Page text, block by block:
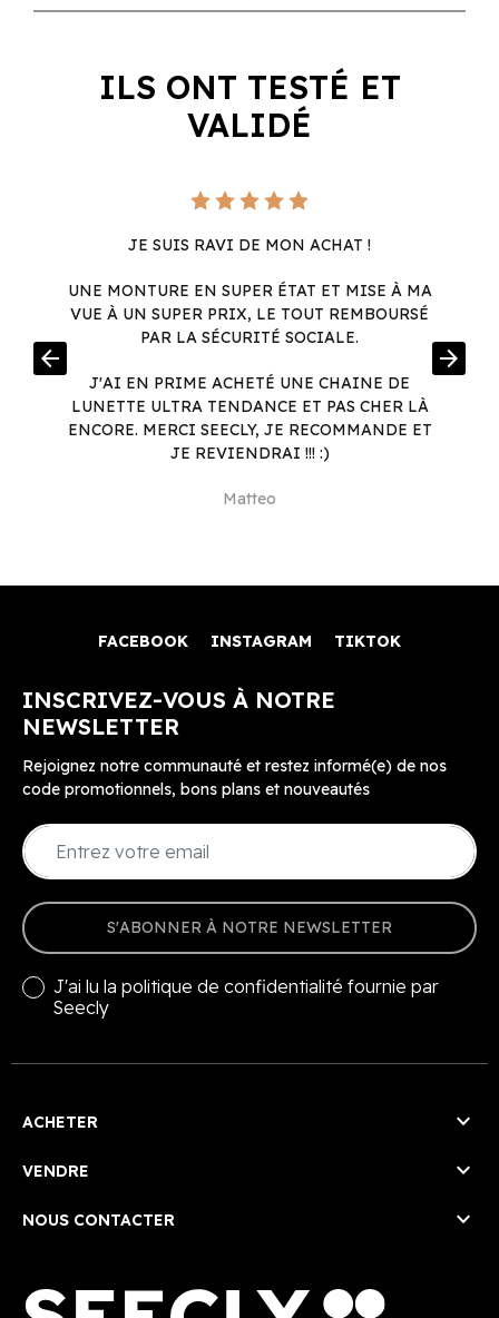
ILS ONT TESTÉ ET
VALIDÉ
JE SUIS RAVI DE MON ACHAT !
UNE MONTURE EN SUPER ÉTAT ET MISE À MA
VUE À UN SUPER PRIX, LE TOUT REMBOURSÉ
PAR LA SÉCURITÉ SOCIALE.
J'AI EN PRIME ACHETÉ UNE CHAINE DE
LUNETTE ULTRA TENDANCE ET PAS CHER LÀ
ENCORE. MERCI SEECLY, JE RECOMMANDE ET
JE REVIENDRAI !!! :)
Matteo
arrow_back arrow_forward
FACEBOOK INSTAGRAM TIKTOK
INSCRIVEZ-VOUS À NOTRE
NEWSLETTER
Rejoignez notre communauté et restez informé(e) de nos
code promotionnels, bons plans et nouveautés
S'ABONNER À NOTRE NEWSLETTER
J'ai lu la politique de confidentialité fournie par
Seecly
ACHETER 
VENDRE 
NOUS CONTACTER 